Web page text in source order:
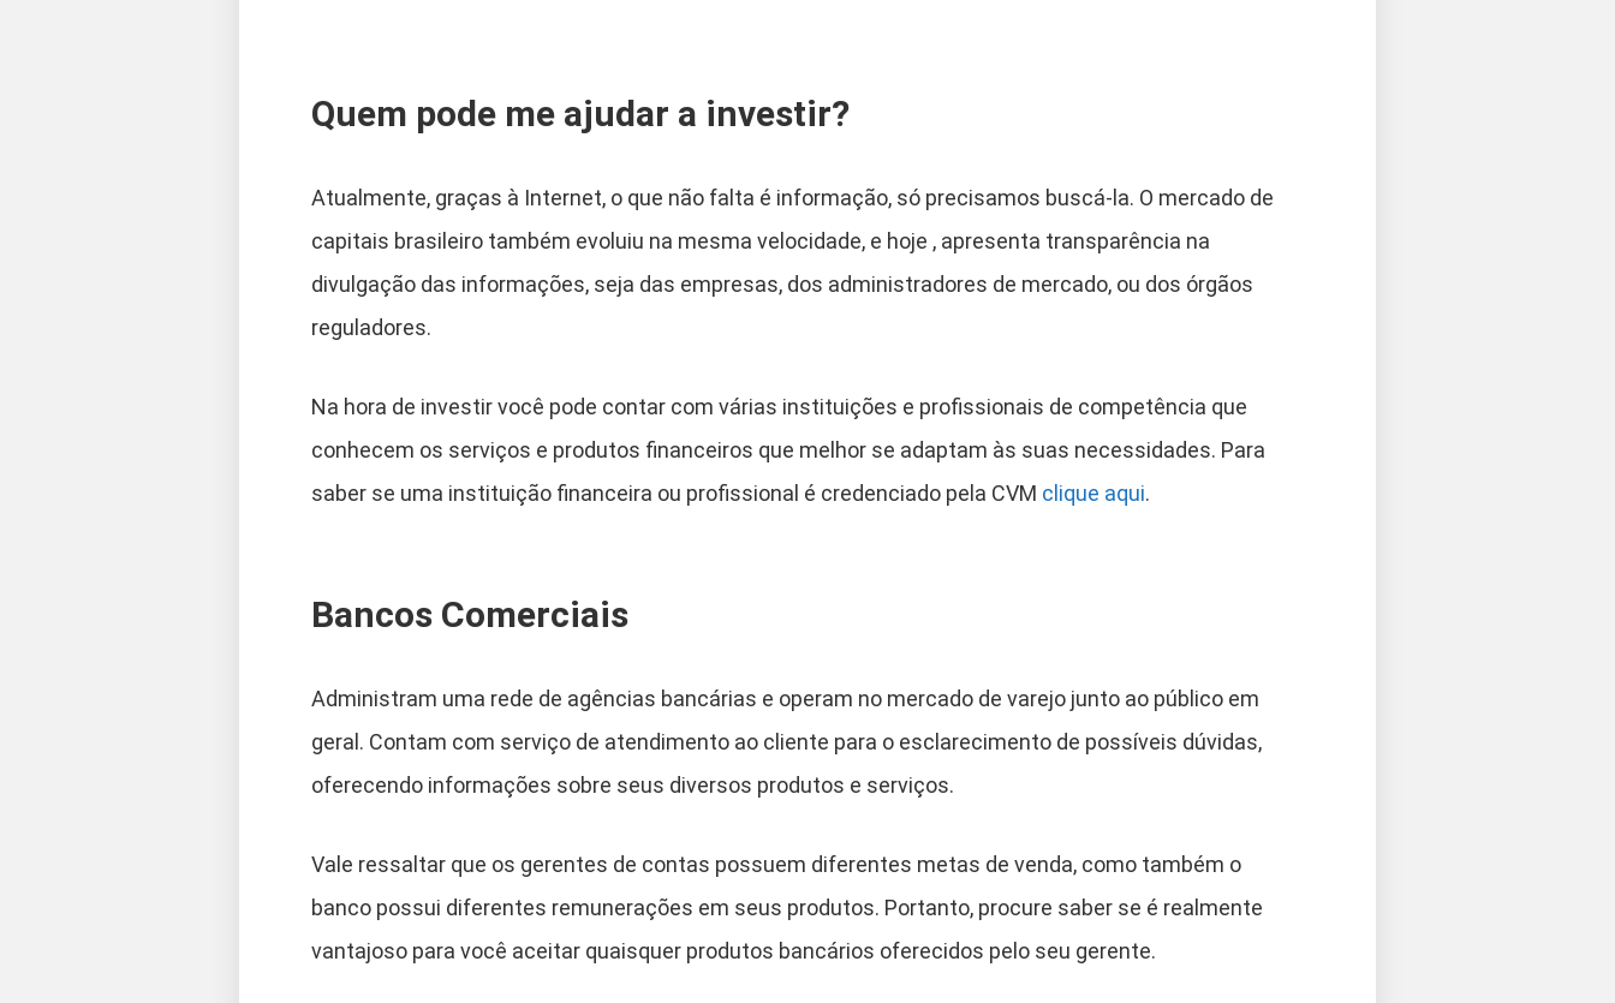
Quem pode me ajudar a investir?
Atualmente, graças à Internet, o que não falta é informação, só precisamos buscá-la. O mercado de
capitais brasileiro também evoluiu na mesma velocidade, e hoje , apresenta transparência na
divulgação das informações, seja das empresas, dos administradores de mercado, ou dos órgãos
reguladores.
Na hora de investir você pode contar com várias instituições e profissionais de competência que
conhecem os serviços e produtos financeiros que melhor se adaptam às suas necessidades. Para
saber se uma instituição financeira ou profissional é credenciado pela CVM clique aqui.
Bancos Comerciais
Administram uma rede de agências bancárias e operam no mercado de varejo junto ao público em
geral. Contam com serviço de atendimento ao cliente para o esclarecimento de possíveis dúvidas,
oferecendo informações sobre seus diversos produtos e serviços.
Vale ressaltar que os gerentes de contas possuem diferentes metas de venda, como também o
banco possui diferentes remunerações em seus produtos. Portanto, procure saber se é realmente
vantajoso para você aceitar quaisquer produtos bancários oferecidos pelo seu gerente.